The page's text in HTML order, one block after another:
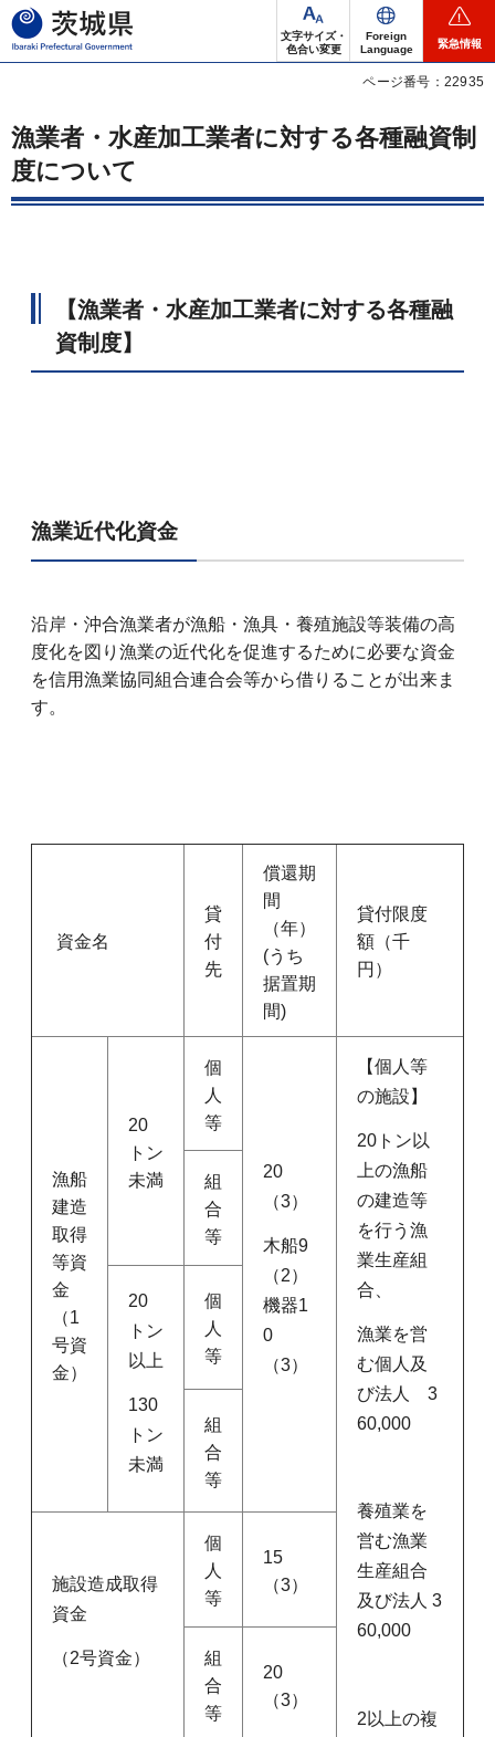
茨城県
文字サイズ・
色合い変更
Foreign
Language
緊急情報
ページ番号：22935
漁業者・水産加工業者に対する各種融資制
度について
【漁業者・水産加工業者に対する各種融
資制度】
漁業近代化資金
沿岸・沖合漁業者が漁船・漁具・養殖施設等装備の高
度化を図り漁業の近代化を促進するために必要な資金
を信用漁業協同組合連合会等から借りることが出来ま
す。
資金名
貸
付
先
償還期
間
（年）
(うち
据置期
間)
貸付限度
額（千
円）
漁船
建造
取得
等資
金
（1
号資
金）
20
トン
未満
個
人
等
20
（3）
木船9
（2）
機器1
0
（3）
【個人等
の施設】
20トン以
上の漁船
の建造等
を行う漁
業生産組
合、
漁業を営
む個人及
び法人 3
60,000
養殖業を
営む漁業
生産組合
及び法人 3
60,000
2以上の複
組
合
等
20
トン
以上
130
トン
未満
個
人
等
組
合
等
施設造成取得
資金
（2号資金）
個
人
等
15
（3）
組
合
等
20
（3）